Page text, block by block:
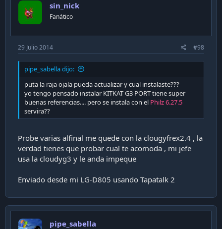
sin_nick
Fanático
29 Julio 2014 #98
pipe_sabella dijo:
puta la raja ojala pueda actualizar y cual instalaste???
yo tengo pensado instalar KITKAT G3 PORT tiene super
buenas referencias.... pero se instala con el Philz 6.27.5
servira??
Probe varias alfinal me quede con la clougyfrex2.4 , la
verdad tienes que probar cual te acomoda , mi jefe
usa la cloudyg3 y le anda impeque
Enviado desde mi LG-D805 usando Tapatalk 2
pipe_sabella